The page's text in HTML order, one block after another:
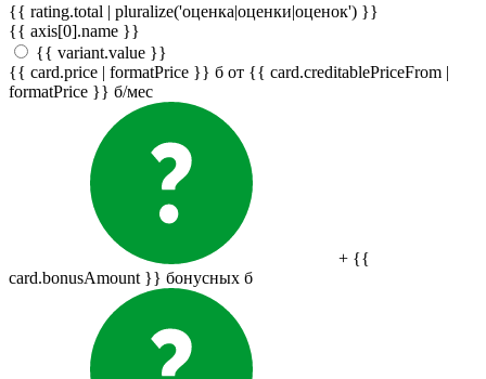
{{ rating.total | pluralize('оценка|оценки|оценок') }}
{{ axis[0].name }}
{{ variant.value }}
{{ card.price | formatPrice }} б от {{ card.creditablePriceFrom |
formatPrice }} б/мес
+ {{
card.bonusAmount }} бонусных б